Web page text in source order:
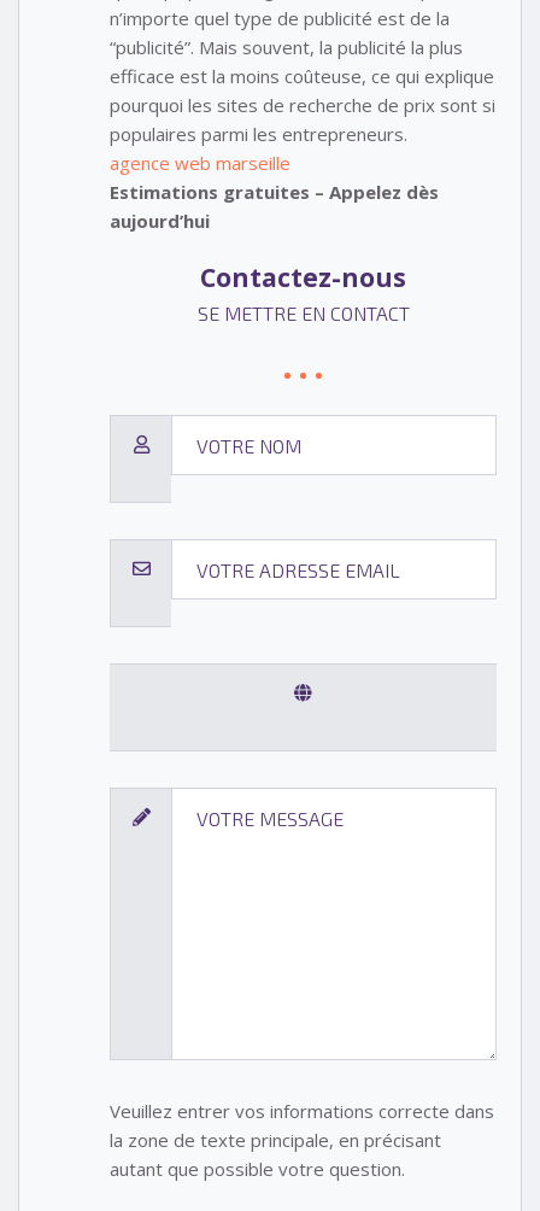
n’importe quel type de publicité est de la
“publicité”. Mais souvent, la publicité la plus
efficace est la moins coûteuse, ce qui explique
pourquoi les sites de recherche de prix sont si
populaires parmi les entrepreneurs.
agence web marseille
Estimations gratuites – Appelez dès
aujourd’hui
Contactez-nous
SE METTRE EN CONTACT
Veuillez entrer vos informations correcte dans
la zone de texte principale, en précisant
autant que possible votre question.